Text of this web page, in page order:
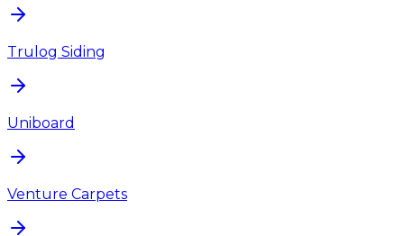
Trulog Siding
Uniboard
Venture Carpets